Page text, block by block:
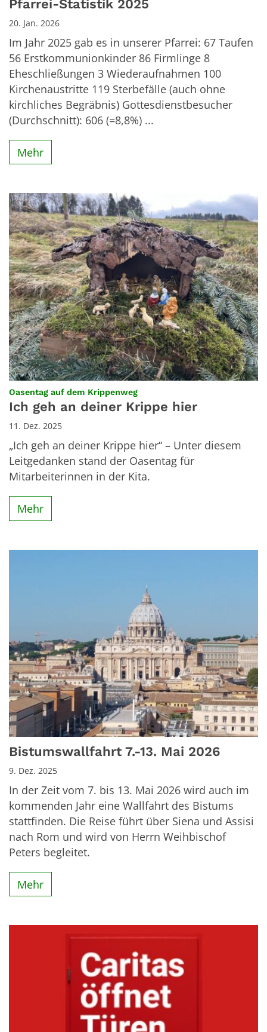
Pfarrei-Statistik 2025
20. Jan. 2026
Im Jahr 2025 gab es in unserer Pfarrei: 67 Taufen
56 Erstkommunionkinder 86 Firmlinge 8
Eheschließungen 3 Wiederaufnahmen 100
Kirchenaustritte 119 Sterbefälle (auch ohne
kirchliches Begräbnis) Gottesdienstbesucher
(Durchschnitt): 606 (=8,8%) ...
Mehr
Oasentag auf dem Krippenweg:
Ich geh an deiner Krippe hier
11. Dez. 2025
„Ich geh an deiner Krippe hier“ – Unter diesem
Leitgedanken stand der Oasentag für
Mitarbeiterinnen in der Kita.
Mehr
Bistumswallfahrt 7.-13. Mai 2026
9. Dez. 2025
In der Zeit vom 7. bis 13. Mai 2026 wird auch im
kommenden Jahr eine Wallfahrt des Bistums
stattfinden. Die Reise führt über Siena und Assisi
nach Rom und wird von Herrn Weihbischof
Peters begleitet.
Mehr